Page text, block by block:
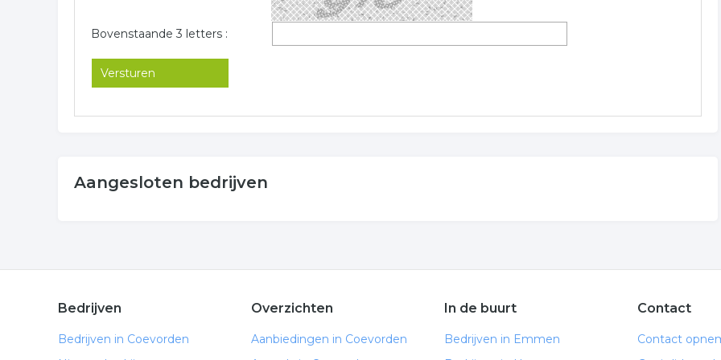
Bovenstaande 3 letters :
Aangesloten bedrijven
Bedrijven
Bedrijven in Coevorden
Overzichten
Aanbiedingen in Coevorden
In de buurt
Bedrijven in Emmen
Contact
Contact